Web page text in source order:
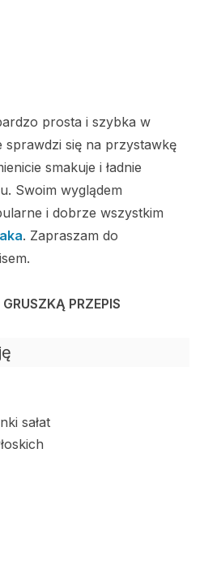
prosta i szybka w
sprawdzi się na przystawkę
smakuje i ładnie
Swoim wyglądem
i dobrze wszystkim
. Zapraszam do
PRZEPIS
sałat